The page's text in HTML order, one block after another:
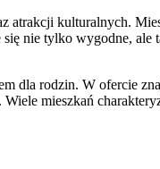
atrakcji kulturalnych.
nie tylko wygodne, ale
dla rodzin. W ofercie
mieszkań